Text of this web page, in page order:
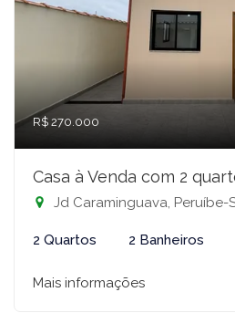
R$ 270.000
Casa à Venda com 2
Jd Caraminguava, Peruíbe-
2 Quartos 2 Banheiros
Mais informações